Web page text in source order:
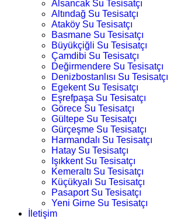
Alsancak Su Tesisatçı
Altındağ Su Tesisatçı
Ataköy Su Tesisatçı
Basmane Su Tesisatçı
Büyükçiğli Su Tesisatçı
Çamdibi Su Tesisatçı
Değirmendere Su Tesisatçı
Denizbostanlısı Su Tesisatçı
Egekent Su Tesisatçı
Eşrefpaşa Su Tesisatçı
Görece Su Tesisatçı
Gültepe Su Tesisatçı
Gürçeşme Su Tesisatçı
Harmandalı Su Tesisatçı
Hatay Su Tesisatçı
Işıkkent Su Tesisatçı
Kemeraltı Su Tesisatçı
Küçükyalı Su Tesisatçı
Pasaport Su Tesisatçı
Yeni Girne Su Tesisatçı
İletişim